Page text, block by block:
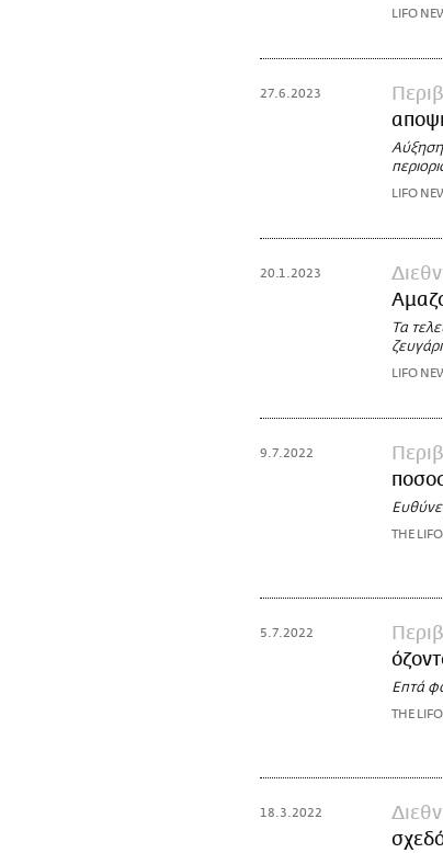
LIFO
27.6.2023
Αύξηση
LIFO
20.1.2023
Τα
LIFO
9.7.2022
THE
5.7.2022
Επτά
THE
18.3.2022